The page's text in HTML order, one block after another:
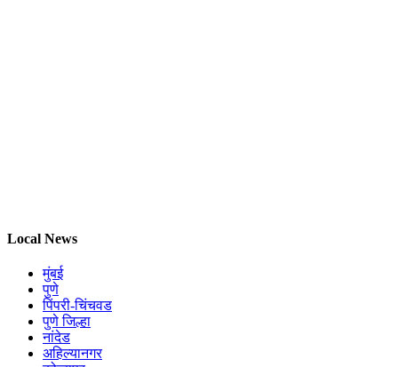
Local News
मुंबई
पुणे
पिंपरी-चिंचवड
पुणे जिल्हा
नांदेड
अहिल्यानगर